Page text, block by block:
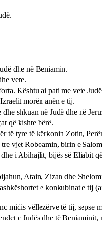
dhe në Beniamin.
vere.
Kështu ai pati me vete
morën anën e tij.
shkuan në Judë dhe në
që kishte bërë.
të tyre të kërkonin Zotin,
vjet Roboamin, birin e
i Abihajlit, bijës së Eliabit
Atain, Zizan dhe
e konkubinat e tij
midis vëllezërve të tij, sepse
e Judës dhe të